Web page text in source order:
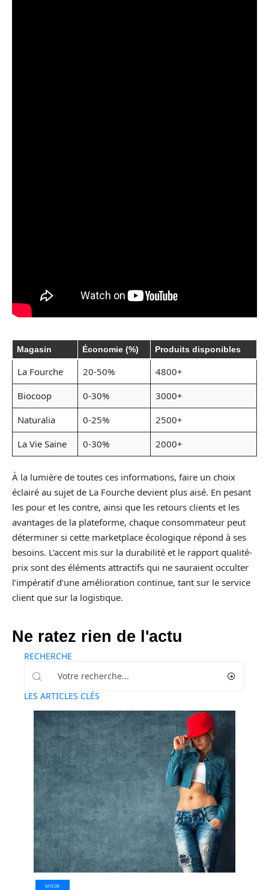
Magasin Économie (%) Produits disponibles
La Fourche 20-50%
4800+
Biocoop
0-30%
3000+
Naturalia
0-25%
2500+
La Vie Saine
0-30% 2000+
À la lumière de toutes ces informations, faire un choix
éclairé au sujet de La Fourche devient plus aisé. En pesant
les pour et les contre, ainsi que les retours clients et les
avantages de la plateforme, chaque consommateur peut
déterminer si cette marketplace écologique répond à ses
besoins. L’accent mis sur la durabilité et le rapport qualité-
prix sont des éléments attractifs qui ne sauraient occulter
l’impératif d’une amélioration continue, tant sur le service
client que sur la logistique.
Ne ratez rien de l'actu
RECHERCHE
LES ARTICLES CLÉS
MODE